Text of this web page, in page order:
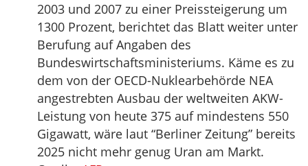
2003 und 2007 zu einer Preissteigerung um
1300 Prozent, berichtet das Blatt weiter unter
Berufung auf Angaben des
Bundeswirtschaftsministeriums. Käme es zu
dem von der OECD-Nuklearbehörde NEA
angestrebten Ausbau der weltweiten AKW-
Leistung von heute 375 auf mindestens 550
Gigawatt, wäre laut “Berliner Zeitung” bereits
2025 nicht mehr genug Uran am Markt.